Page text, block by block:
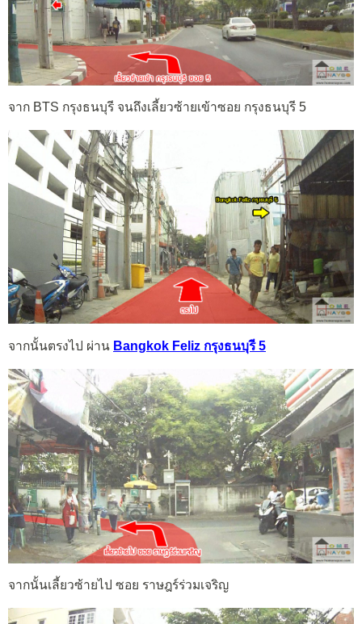
จาก BTS กรุงธนบุรี จนถึงเลี้ยวซ้ายเข้าซอย กรุงธนบุรี 5
จากนั้นตรงไป ผ่าน Bangkok Feliz กรุงธนบุรี 5
จากนั้นเลี้ยวซ้ายไป ซอย ราษฎร์ร่วมเจริญ